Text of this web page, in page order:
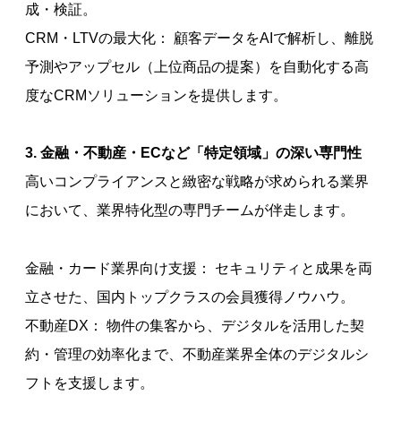
成・検証。
CRM・LTVの最大化： 顧客データをAIで解析し、離脱
予測やアップセル（上位商品の提案）を自動化する高
度なCRMソリューションを提供します。
3. 金融・不動産・ECなど「特定領域」の深い専門性
高いコンプライアンスと緻密な戦略が求められる業界
において、業界特化型の専門チームが伴走します。
金融・カード業界向け支援： セキュリティと成果を両
立させた、国内トップクラスの会員獲得ノウハウ。
不動産DX： 物件の集客から、デジタルを活用した契
約・管理の効率化まで、不動産業界全体のデジタルシ
フトを支援します。